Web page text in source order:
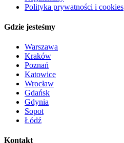
Polityka prywatności i cookies
Gdzie jesteśmy
Warszawa
Kraków
Poznań
Katowice
Wrocław
Gdańsk
Gdynia
Sopot
Łódź
Kontakt